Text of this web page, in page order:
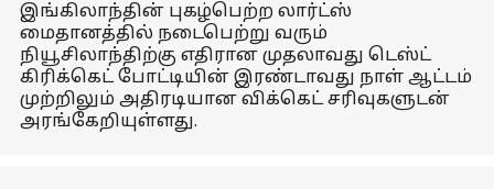
இங்கிலாந்தின் புகழ்பெற்ற லார்ட்ஸ்
மைதானத்தில் நடைபெற்று வரும்
நியூசிலாந்திற்கு எதிரான முதலாவது டெஸ்ட்
கிரிக்கெட் போட்டியின் இரண்டாவது நாள் ஆட்டம்
முற்றிலும் அதிரடியான விக்கெட் சரிவுகளுடன்
அரங்கேறியுள்ளது.